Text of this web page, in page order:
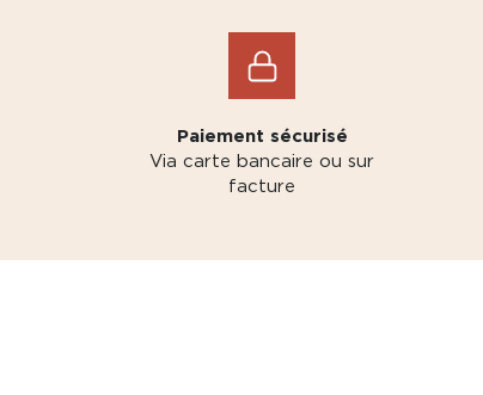
Paiement sécurisé
Via carte bancaire ou sur
facture